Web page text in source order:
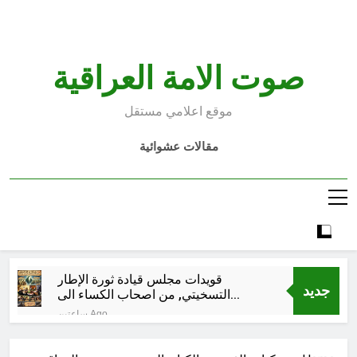
صوت الامة العراقية
موقع اعلامي مستقل
مقالات عشوائية
جديد
قويدات مجلس قيادة ثورة الإطار
التسخيتي, من اصحاب الكساء الى
المعصوبين الاثني عشر، حجج اللات
ساعتين Ago